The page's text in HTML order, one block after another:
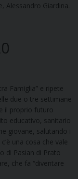
Alessandro Giardina.
Famiglia” e ripete
due o tre settimane
il proprio futuro
educativo, sanitario
giovane, salutando i
una cosa che vale
di Pasian di Prato
che fa “diventare